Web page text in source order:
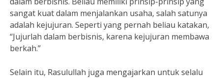
sangat kuat dalam menjalankan usaha, salah satunya
adalah kejujuran. Seperti yang pernah beliau katakan,
“Jujurlah dalam berbisnis, karena kejujuran membawa
berkah.”
Selain itu, Rasulullah juga mengajarkan untuk selalu